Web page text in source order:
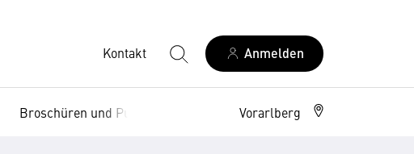
Kontakt Anmelden
Broschüren und Publikationen Vorarlberg